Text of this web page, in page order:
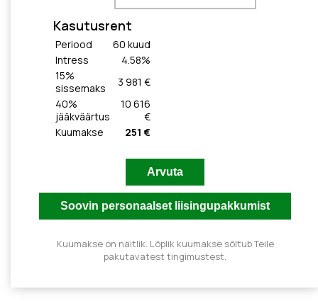
Kasutusrent
Periood 60 kuud
Intress
4.58%
15%
sissemaks
3 981 €
40%
jääkväärtus
10 616
€
Kuumakse
251 €
Kuumakse on näitlik. Lõplik kuumakse sõltub Teile
pakutavatest tingimustest.